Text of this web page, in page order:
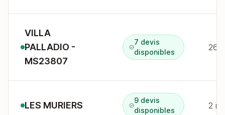
VILLA
PALLADIO -
MS23807
7 devis
disponibles
269
LES MURIERS
9 devis
disponibles
2 r